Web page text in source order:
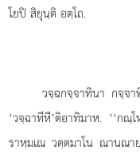
โยปิ สิยุนฺติ อตฺโถ.
วจฺฉกจฺจาทินา กจฺจ
‘วจฺฉาทีหี’ติอาทิมาห. ‘‘
ราหฺมเณ วตฺตมาโน ณานณา